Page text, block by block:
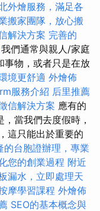
外燴服務，滿足各
搬家團隊，放心搬
解決方案 完善的
我們通常與親人/家庭
事物，或者只是在放
境更舒適 外燴佈
服務介紹 后里推薦
信解決方案 應有的
當我們去度假時，
這只能出於重要的
的台胞證辦理，專業
您的創業過程 附近
漏水，立即處理天
摩學習課程 外燴佈
SEO的基本概念與